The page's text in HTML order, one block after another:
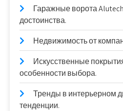
Гаражные ворота
достоинства.
Недвижимость от
Искусственные
особенности выбора.
Тренды в интерьерном
тенденции.